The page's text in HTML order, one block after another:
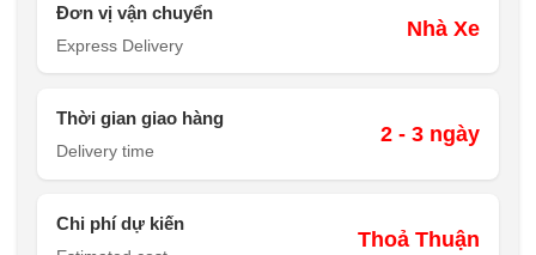
Đơn vị vận chuyển
Express Delivery
Nhà Xe
Thời gian giao hàng
Delivery time
2 - 3 ngày
Chi phí dự kiến
Thoả Thuận